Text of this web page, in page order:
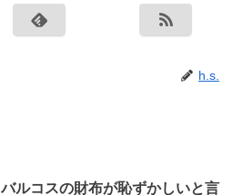
h.s.
バルコスの財布が恥ずかしいと言